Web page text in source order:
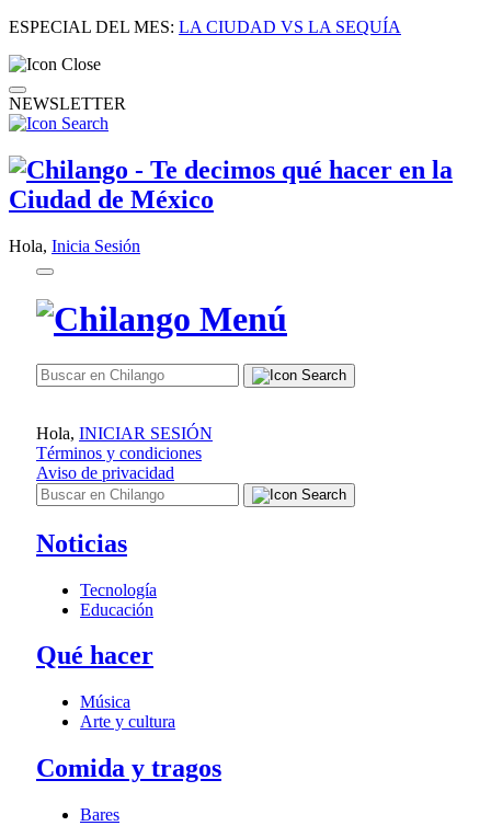
ESPECIAL DEL MES: LA CIUDAD VS LA SEQUÍA
NEWSLETTER
Hola, Inicia Sesión
Hola, INICIAR SESIÓN
Términos y condiciones
Aviso de privacidad
Noticias
Tecnología
Educación
Qué hacer
Música
Arte y cultura
Comida y tragos
Bares